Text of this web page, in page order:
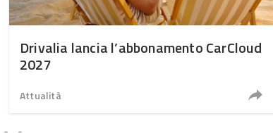
Drivalia lancia l’abbonamento CarCloud
2027
Attualità